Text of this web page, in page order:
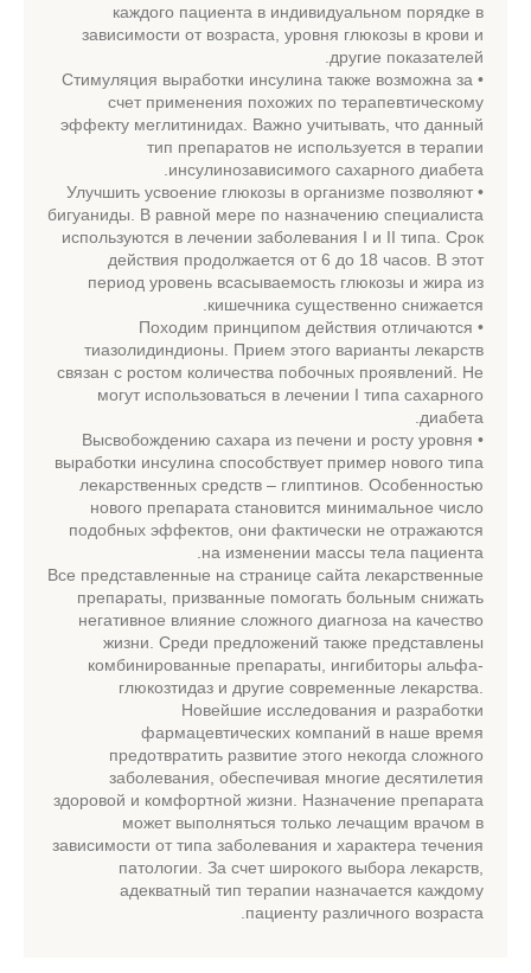
каждого пациента в индивидуальном порядке в
зависимости от возраста, уровня глюкозы в крови и
другие показателей.
• Стимуляция выработки инсулина также возможна за
счет применения похожих по терапевтическому
эффекту меглитинидах. Важно учитывать, что данный
тип препаратов не используется в терапии
инсулинозависимого сахарного диабета.
• Улучшить усвоение глюкозы в организме позволяют
бигуаниды. В равной мере по назначению специалиста
используются в лечении заболевания I и II типа. Срок
действия продолжается от 6 до 18 часов. В этот
период уровень всасываемость глюкозы и жира из
кишечника существенно снижается.
• Походим принципом действия отличаются
тиазолидиндионы. Прием этого варианты лекарств
связан с ростом количества побочных проявлений. Не
могут использоваться в лечении I типа сахарного
диабета.
• Высвобождению сахара из печени и росту уровня
выработки инсулина способствует пример нового типа
лекарственных средств – глиптинов. Особенностью
нового препарата становится минимальное число
подобных эффектов, они фактически не отражаются
на изменении массы тела пациента.
Все представленные на странице сайта лекарственные
препараты, призванные помогать больным снижать
негативное влияние сложного диагноза на качество
жизни. Среди предложений также представлены
комбинированные препараты, ингибиторы альфа-
глюкозтидаз и другие современные лекарства.
Новейшие исследования и разработки
фармацевтических компаний в наше время
предотвратить развитие этого некогда сложного
заболевания, обеспечивая многие десятилетия
здоровой и комфортной жизни. Назначение препарата
может выполняться только лечащим врачом в
зависимости от типа заболевания и характера течения
патологии. За счет широкого выбора лекарств,
адекватный тип терапии назначается каждому
пациенту различного возраста.